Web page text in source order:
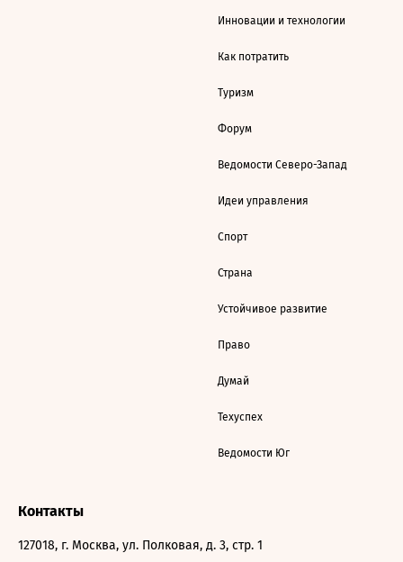
Инновации и технологии
Как потратить
Туризм
Форум
Ведомости Северо-Запад
Идеи управления
Спорт
Страна
Устойчивое развитие
Право
Думай
Техуспех
Ведомости Юг
Контакты
127018, г. Москва, ул. Полковая, д. 3, стр. 1